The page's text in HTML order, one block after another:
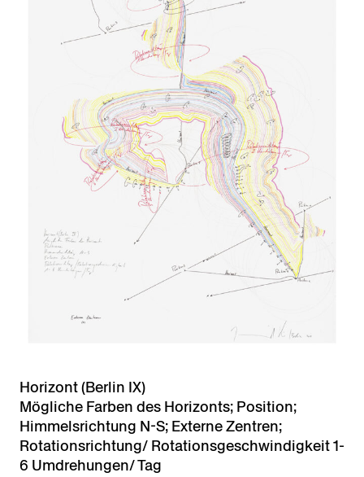
Horizont (Berlin IX)
Mögliche Farben des Horizonts; Position;
Himmelsrichtung N-S; Externe Zentren;
Rotationsrichtung/ Rotationsgeschwindigkeit 1-
6 Umdrehungen/ Tag